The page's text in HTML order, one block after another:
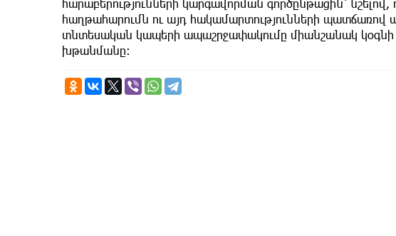
հարաբերությունների կարգավորման գործընթացին՝
հաղթահարումն ու այդ հակամարտությունների
տնտեսական կապերի ապաշրջափակումը միանշանակ կօգնի
խթանմանը։